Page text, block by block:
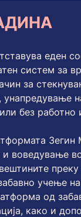
еден
систем за
за
унапредување
без работно
Зегин
воведување
преку
учење
од
како и